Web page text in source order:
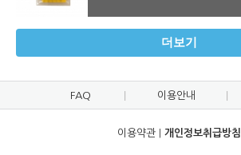
더보기
FAQ 이용안내
이용약관| 개인정보취급방침